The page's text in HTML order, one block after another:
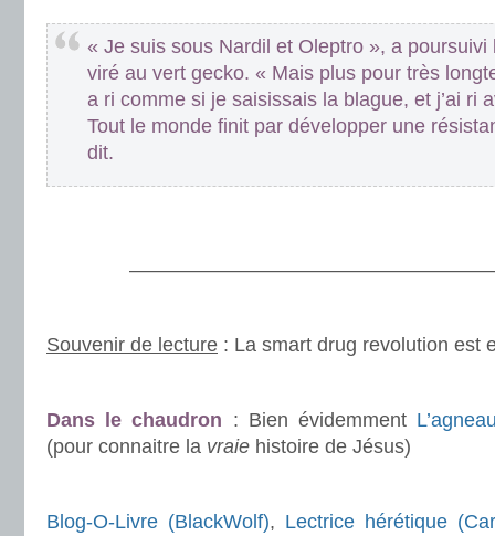
« Je suis sous Nardil et Oleptro », a
viré au vert gecko. « Mais plus pour très
a ri comme si je saisissais la blague, et j’ai ri
Tout le monde finit par développer une
dit.
Souvenir de lecture : La smart drug revolution est
Dans le chaudron : Bien évidemment
(pour connaitre la vraie histoire de Jésus)
Blog-O-Livre (BlackWolf), Lectrice hérétique